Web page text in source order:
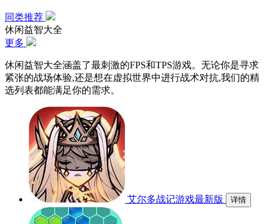
同类推荐
休闲益智大全
更多
休闲益智大全涵盖了最刺激的FPS和TPS游戏。无论你是寻求
紧张的战场体验,还是想在虚拟世界中进行战术对抗,我们的精
选列表都能满足你的需求。
艾尔多战记游戏最新版 详情